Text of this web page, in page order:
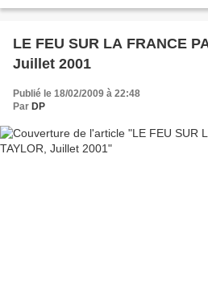
LE FEU SUR LA FRANCE
Juillet 2001
Publié le 18/02/2009 à 22:48
Par DP